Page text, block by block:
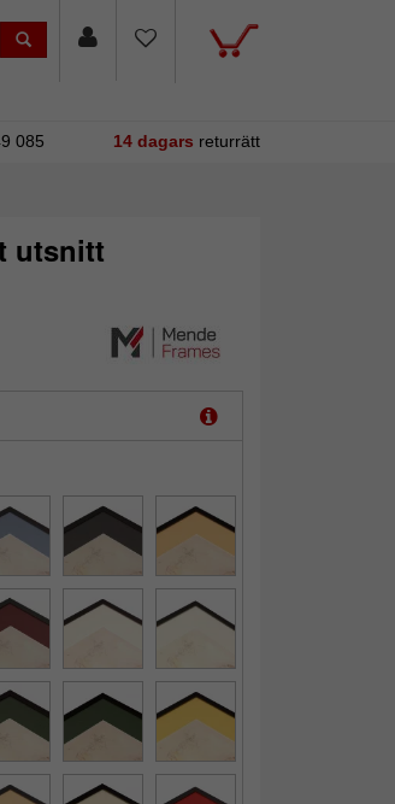
085 14 dagars returrätt
utsnitt